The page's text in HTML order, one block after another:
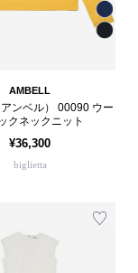
AMBELL
ンベル） 00090 ウー
クネックニット
¥36,300
biglietta